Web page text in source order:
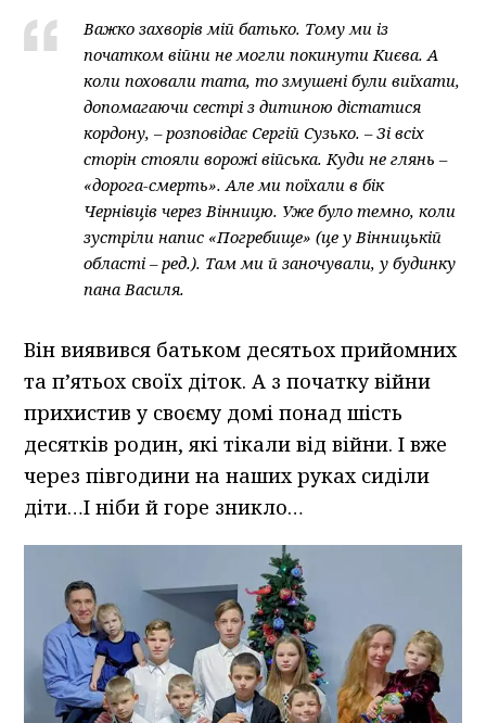
Важко захворів мій батько. Тому ми із
початком війни не могли покинути Києва. А
коли поховали тата, то змушені були виїхати,
допомагаючи сестрі з дитиною дістатися
кордону, – розповідає Сергій Сузько. – Зі всіх
сторін стояли ворожі війська. Куди не глянь –
«дорога-смерть». Але ми поїхали в бік
Чернівців через Вінницю. Уже було темно, коли
зустріли напис «Погребище» (це у Вінницькій
області – ред.). Там ми й заночували, у будинку
пана Василя.
Він виявився батьком десятьох прийомних
та п’ятьох своїх діток. А з початку війни
прихистив у своєму домі понад шість
десятків родин, які тікали від війни. І вже
через півгодини на наших руках сиділи
діти…І ніби й горе зникло…